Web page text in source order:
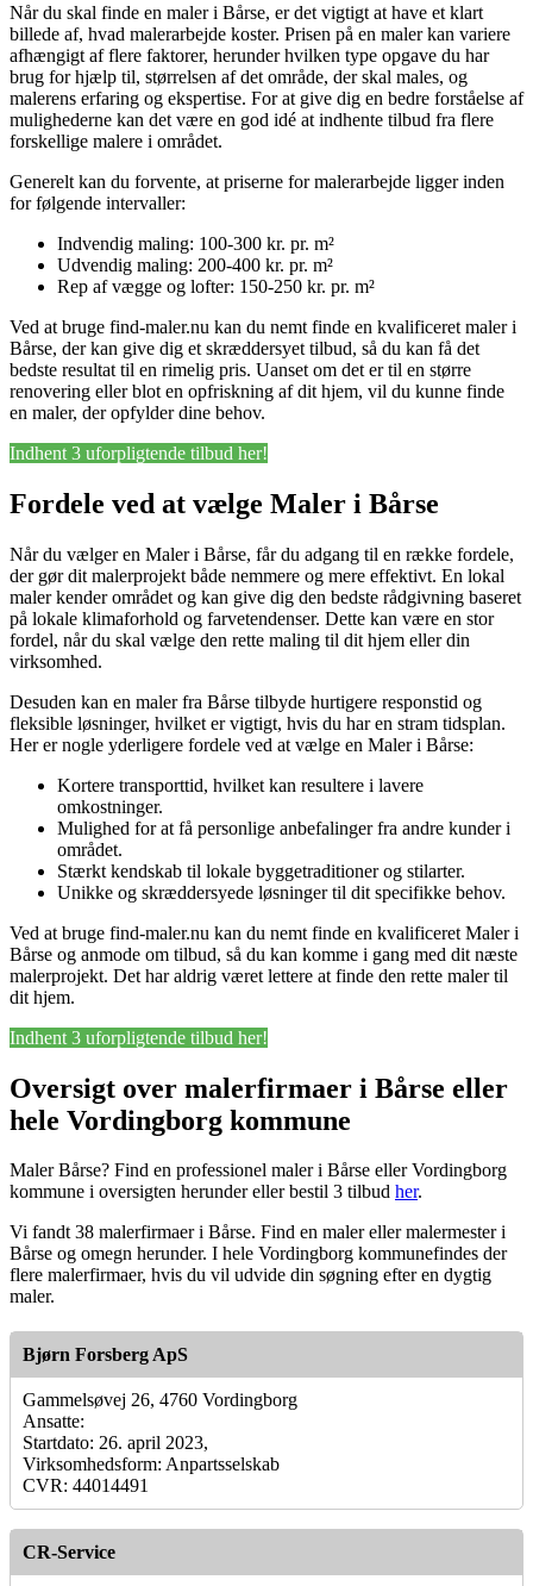
Når du skal finde en maler i Bårse, er det vigtigt at have et klart
billede af, hvad malerarbejde koster. Prisen på en maler kan variere
afhængigt af flere faktorer, herunder hvilken type opgave du har
brug for hjælp til, størrelsen af det område, der skal males, og
malerens erfaring og ekspertise. For at give dig en bedre forståelse af
mulighederne kan det være en god idé at indhente tilbud fra flere
forskellige malere i området.
Generelt kan du forvente, at priserne for malerarbejde ligger inden
for følgende intervaller:
Indvendig maling: 100-300 kr. pr. m²
Udvendig maling: 200-400 kr. pr. m²
Rep af vægge og lofter: 150-250 kr. pr. m²
Ved at bruge find-maler.nu kan du nemt finde en kvalificeret maler i
Bårse, der kan give dig et skræddersyet tilbud, så du kan få det
bedste resultat til en rimelig pris. Uanset om det er til en større
renovering eller blot en opfriskning af dit hjem, vil du kunne finde
en maler, der opfylder dine behov.
Indhent 3 uforpligtende tilbud her!
Fordele ved at vælge Maler i Bårse
Når du vælger en Maler i Bårse, får du adgang til en række fordele,
der gør dit malerprojekt både nemmere og mere effektivt. En lokal
maler kender området og kan give dig den bedste rådgivning baseret
på lokale klimaforhold og farvetendenser. Dette kan være en stor
fordel, når du skal vælge den rette maling til dit hjem eller din
virksomhed.
Desuden kan en maler fra Bårse tilbyde hurtigere responstid og
fleksible løsninger, hvilket er vigtigt, hvis du har en stram tidsplan.
Her er nogle yderligere fordele ved at vælge en Maler i Bårse:
Kortere transporttid, hvilket kan resultere i lavere
omkostninger.
Mulighed for at få personlige anbefalinger fra andre kunder i
området.
Stærkt kendskab til lokale byggetraditioner og stilarter.
Unikke og skræddersyede løsninger til dit specifikke behov.
Ved at bruge find-maler.nu kan du nemt finde en kvalificeret Maler i
Bårse og anmode om tilbud, så du kan komme i gang med dit næste
malerprojekt. Det har aldrig været lettere at finde den rette maler til
dit hjem.
Indhent 3 uforpligtende tilbud her!
Oversigt over malerfirmaer i Bårse eller
hele Vordingborg kommune
Maler Bårse? Find en professionel maler i Bårse eller Vordingborg
kommune i oversigten herunder eller bestil 3 tilbud her.
Vi fandt 38 malerfirmaer i Bårse. Find en maler eller malermester i
Bårse og omegn herunder. I hele Vordingborg kommunefindes der
flere malerfirmaer, hvis du vil udvide din søgning efter en dygtig
maler.
Bjørn Forsberg ApS
Gammelsøvej 26, 4760 Vordingborg
Ansatte:
Startdato: 26. april 2023,
Virksomhedsform: Anpartsselskab
CVR: 44014491
CR-Service